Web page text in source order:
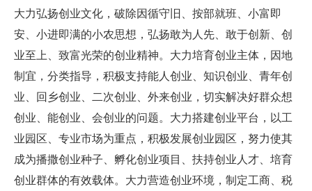
大力弘扬创业文化，破除因循守旧、按部就班、小富即
安、小进即满的小农思想，弘扬敢为人先、敢于创新、创
业至上、致富光荣的创业精神。大力培育创业主体，因地
制宜，分类指导，积极支持能人创业、知识创业、青年创
业、回乡创业、二次创业、外来创业，切实解决好群众想
创业、能创业、会创业的问题。大力搭建创业平台，以工
业园区、专业市场为重点，积极发展创业园区，努力使其
成为播撒创业种子、孵化创业项目、扶持创业人才、培育
创业群体的有效载体。大力营造创业环境，制定工商、税